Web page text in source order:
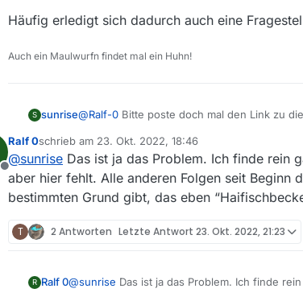
Offline
Häufig erledigt sich dadurch auch eine
Auch ein Maulwurfn findet mal ein Huhn!
S sunrise@Ralf-0 Bitte poste doch mal den Link zu
Offline
Ralf 0schrieb am 23. Okt. 2022, 18:46
zuletzt editiert von
@sunrise Das ist ja das Problem. Ich finde rein
aber hier fehlt. Alle anderen Folgen seit Beginn
bestimmten Grund gibt, das eben
T 2 Antworten Letzte Antwort 23. Okt. 2022, 21:23
R Ralf 0@sunrise Das ist ja das Problem. Ich finde